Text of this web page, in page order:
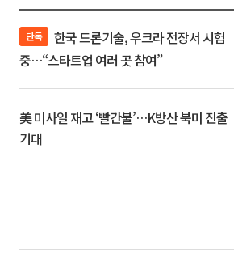
단독
중…“스타트업 여러 곳 참여”
美 미사일 재고 ‘빨간불’…K방산 북미 진출
기대